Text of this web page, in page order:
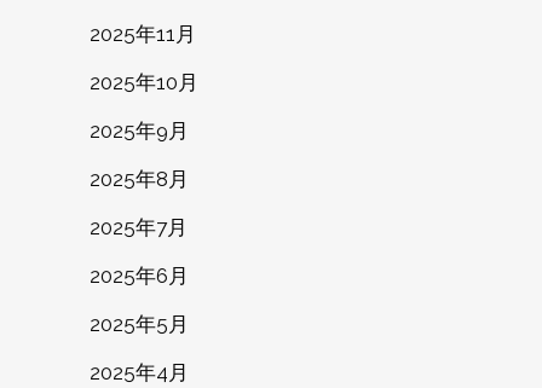
2025年11月
2025年10月
2025年9月
2025年8月
2025年7月
2025年6月
2025年5月
2025年4月